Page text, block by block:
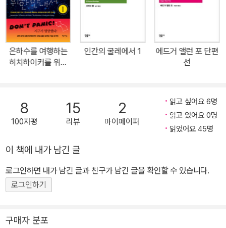
은하수를 여행하는
히치하이커를 위한
인간의 굴레에서 1
에드거 앨런 포 단편
선
8
100자평
15
리뷰
2
마이페이퍼
읽고 싶어요 6명
읽고 있어요 0명
읽었어요 45명
이 책에 내가 남긴 글
로그인하면 내가 남긴 글과 친구가 남긴 글을 확인할 수 있습니다.
로그인하기
구매자 분포